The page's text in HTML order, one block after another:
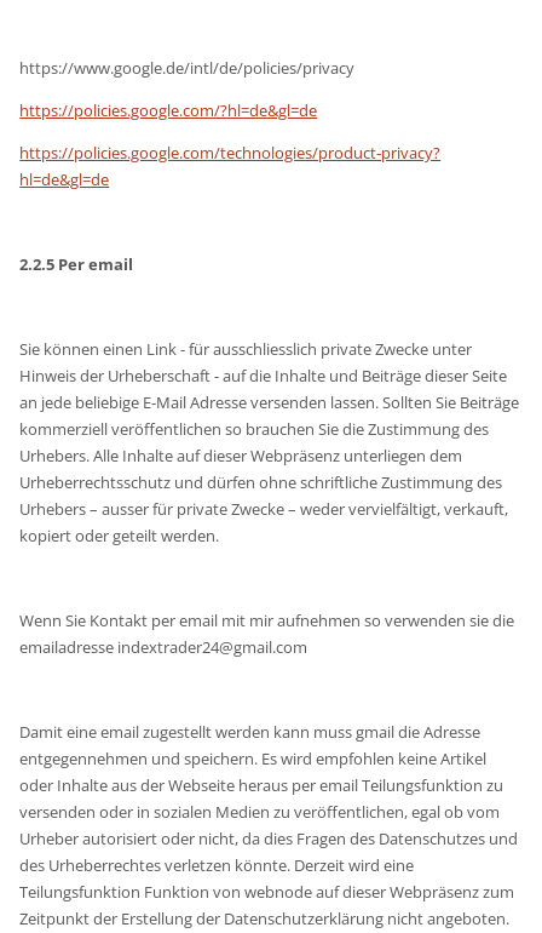
https://www.google.de/intl/de/policies/privacy
https://policies.google.com/?hl=de&gl=de
https://policies.google.com/technologies/product-privacy?
hl=de&gl=de
2.2.5 Per email
Sie können einen Link - für ausschliesslich private Zwecke unter
Hinweis der Urheberschaft - auf die Inhalte und Beiträge dieser Seite
an jede beliebige E-Mail Adresse versenden lassen. Sollten Sie Beiträge
kommerziell veröffentlichen so brauchen Sie die Zustimmung des
Urhebers. Alle Inhalte auf dieser Webpräsenz unterliegen dem
Urheberrechtsschutz und dürfen ohne schriftliche Zustimmung des
Urhebers – ausser für private Zwecke – weder vervielfältigt, verkauft,
kopiert oder geteilt werden.
Wenn Sie Kontakt per email mit mir aufnehmen so verwenden sie die
emailadresse indextrader24@gmail.com
Damit eine email zugestellt werden kann muss gmail die Adresse
entgegennehmen und speichern. Es wird empfohlen keine Artikel
oder Inhalte aus der Webseite heraus per email Teilungsfunktion zu
versenden oder in sozialen Medien zu veröffentlichen, egal ob vom
Urheber autorisiert oder nicht, da dies Fragen des Datenschutzes und
des Urheberrechtes verletzen könnte. Derzeit wird eine
Teilungsfunktion Funktion von webnode auf dieser Webpräsenz zum
Zeitpunkt der Erstellung der Datenschutzerklärung nicht angeboten.